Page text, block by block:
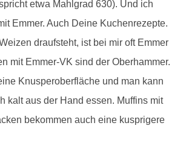
etwa Mahlgrad 630). Und ich
Emmer. Auch Deine Kuchenrezepte.
draufsteht, ist bei mir oft Emmer
mit Emmer-VK sind der Oberhammer.
Knusperoberfläche und man kann
kalt aus der Hand essen. Muffins mit
bekommen auch eine kusprigere